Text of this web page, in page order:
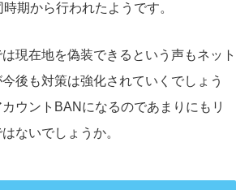
期から行われたようです。
現在地を偽装できるという声もネット
今後も対策は強化されていくでしょう
ウントBANになるのであまりにもリ
ないでしょうか。